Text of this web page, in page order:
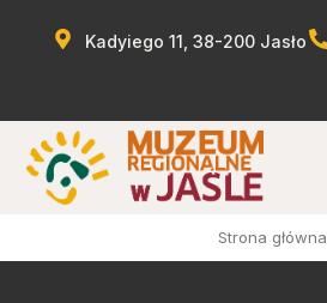
Kadyiego 11, 38-200 Jasło
Strona główna